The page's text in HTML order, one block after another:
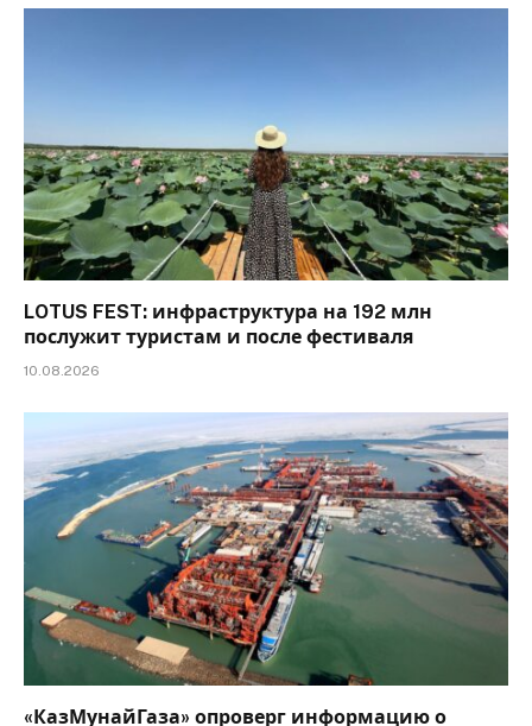
LOTUS FEST: инфраструктура на 192 млн
послужит туристам и после фестиваля
10.08.2026
«КазМунайГаза» опроверг информацию о